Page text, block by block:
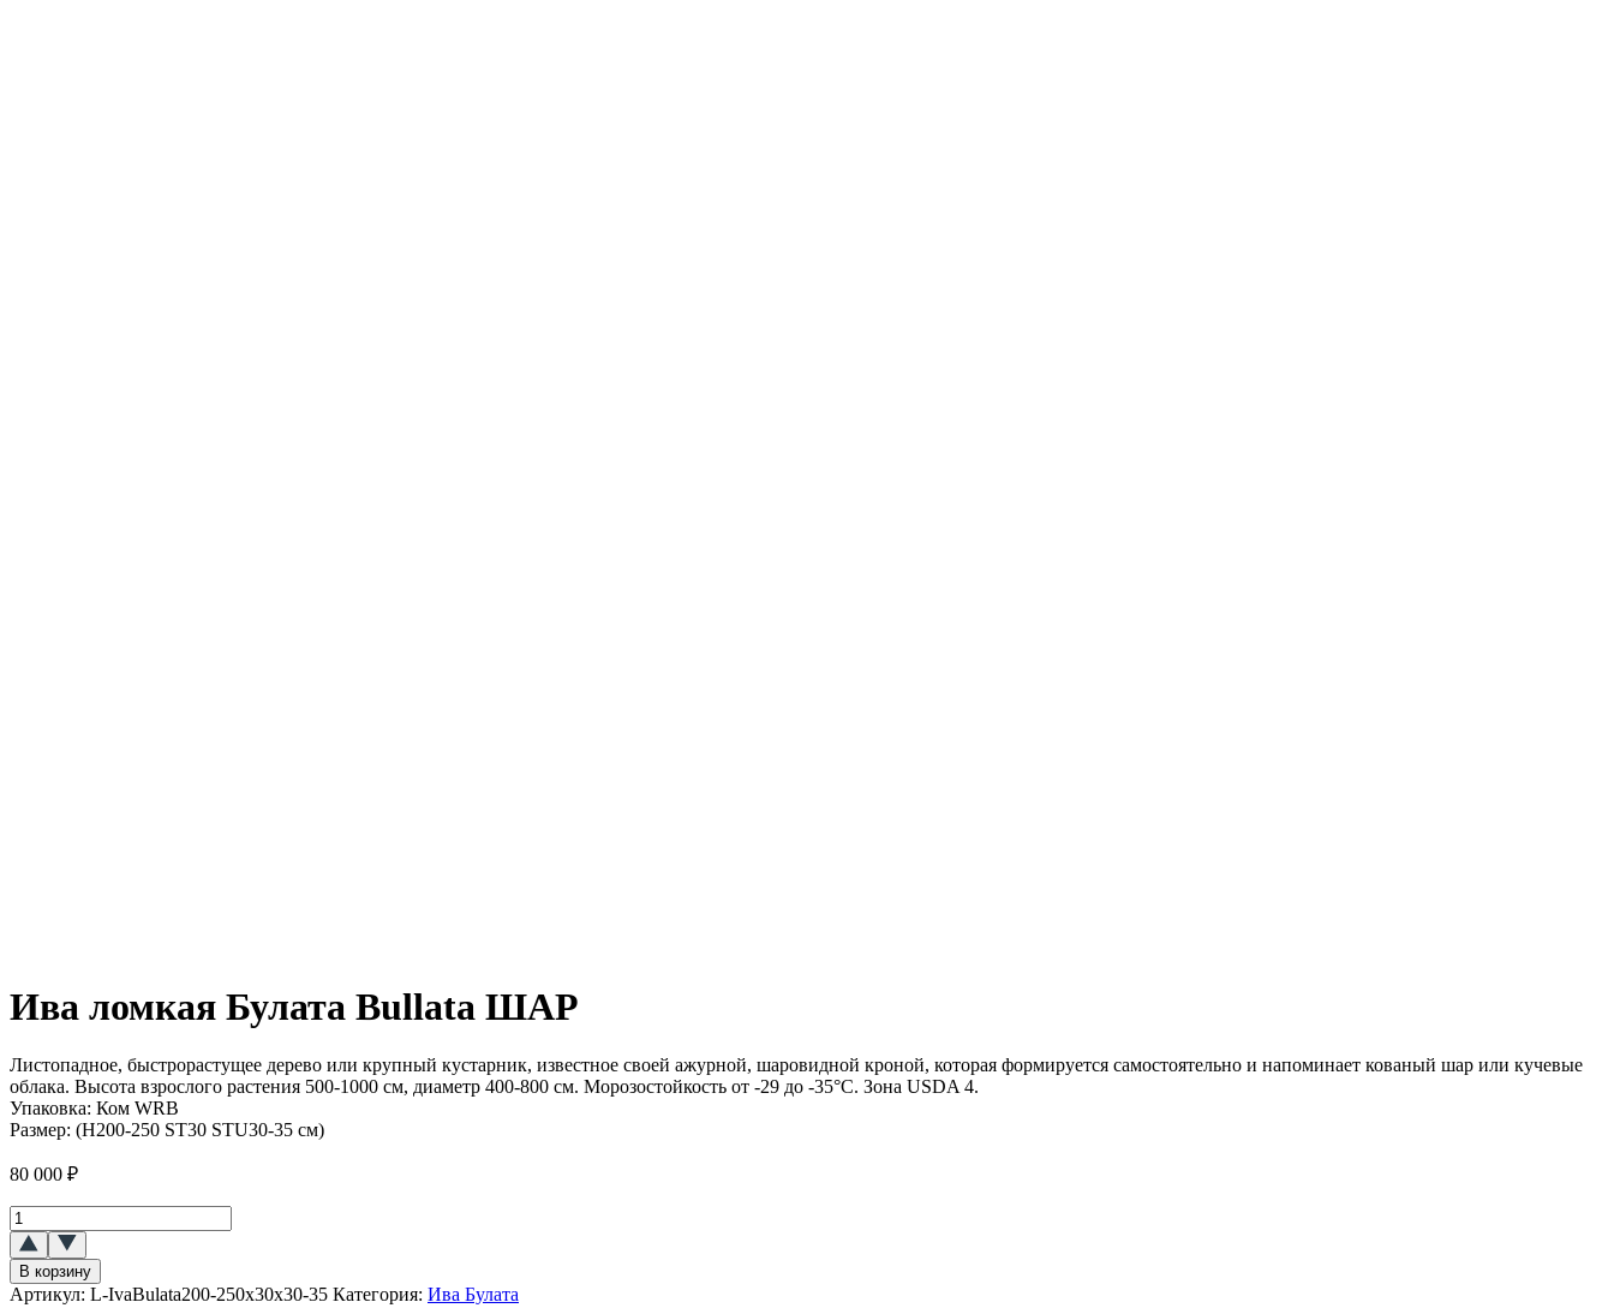
Ива ломкая Булата Bullata ШАР
Листопадное, быстрорастущее дерево или крупный кустарник, известное своей ажурной, шаровидной кроной, которая формируется самостоятельно и напоминает кованый шар или кучевые
облака. Высота взрослого растения 500-1000 см, диаметр 400-800 см. Морозостойкость от -29 до -35°C. Зона USDA 4.
Упаковка: Ком WRB
Размер: (H200-250 ST30 STU30-35 см)
80 000 ₽
Количество
товара
Ива
ломкая
Булата
В корзину
Артикул: L-IvaBulata200-250x30x30-35 Категория: Ива Булата